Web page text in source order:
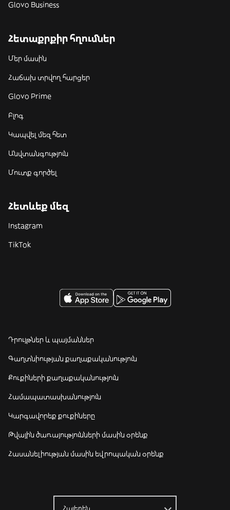
Glovo Business
Հետաքրքիր հղումներ
Մեր մասին
Հաճախ տրվող հարցեր
Glovo Prime
Բլոգ
Կապվել մեզ հետ
Անվտանգություն
Մուտք գործել
Հետևեք մեզ
Instagram
TikTok
Դրույթներ և պայմաններ
Գաղտնիության քաղաքականություն
Քուքիների քաղաքականություն
Համապատասխանություն
Կարգավորեք քուքիները
Թվային ծառայությունների մասին օրենք
Հասանելիության մասին եվրոպական օրենք